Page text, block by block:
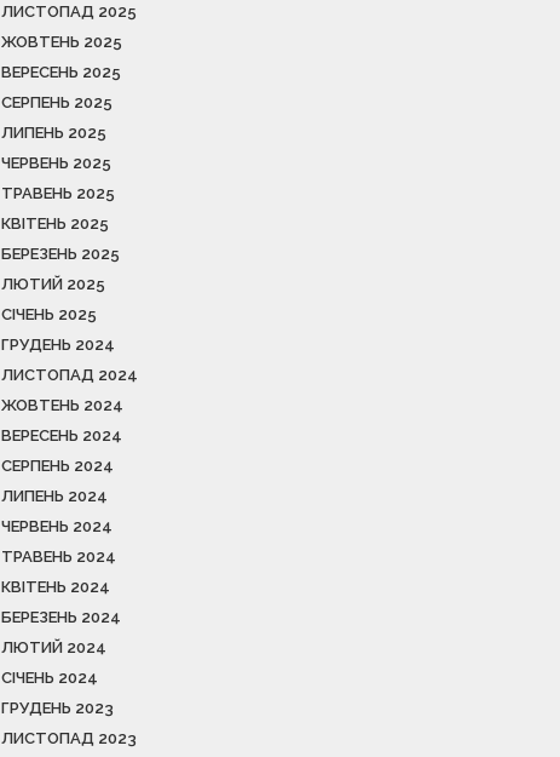
ЛИСТОПАД 2025
ЖОВТЕНЬ 2025
ВЕРЕСЕНЬ 2025
СЕРПЕНЬ 2025
ЛИПЕНЬ 2025
ЧЕРВЕНЬ 2025
ТРАВЕНЬ 2025
КВІТЕНЬ 2025
БЕРЕЗЕНЬ 2025
ЛЮТИЙ 2025
СІЧЕНЬ 2025
ГРУДЕНЬ 2024
ЛИСТОПАД 2024
ЖОВТЕНЬ 2024
ВЕРЕСЕНЬ 2024
СЕРПЕНЬ 2024
ЛИПЕНЬ 2024
ЧЕРВЕНЬ 2024
ТРАВЕНЬ 2024
КВІТЕНЬ 2024
БЕРЕЗЕНЬ 2024
ЛЮТИЙ 2024
СІЧЕНЬ 2024
ГРУДЕНЬ 2023
ЛИСТОПАД 2023